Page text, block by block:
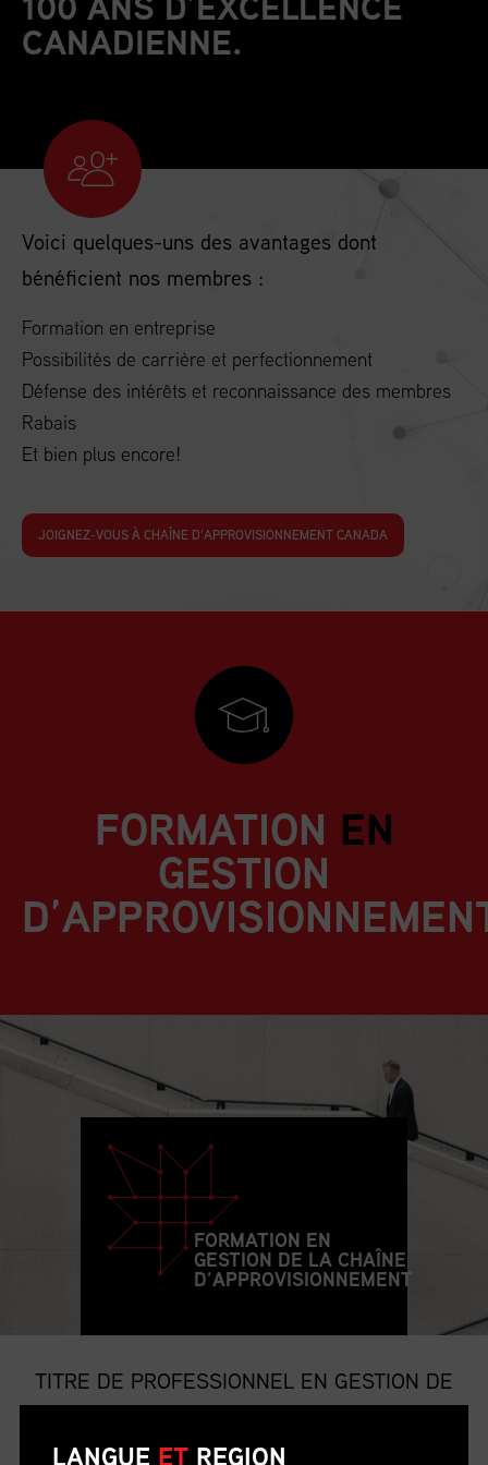
CANADIENNE.
Voici quelques-uns des avantages dont
bénéficient nos membres :
Formation en entreprise
Possibilités de carrière et perfectionnement
Défense des intérêts et reconnaissance des membres
Rabais
Et bien plus encore!
JOIGNEZ-VOUS À CHAÎNE D’APPROVISIONNEMENT CANADA
FORMATION EN
GESTION
FORMATION EN
GESTION DE LA CHAÎNE
D’APPROVISIONNEMENT
TITRE DE PROFESSIONNEL EN GESTION DE
LANGUE ETREGION